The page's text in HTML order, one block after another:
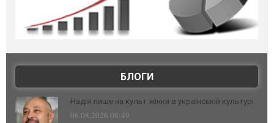
БЛОГИ
Надія лише на культ жінки в українській культурі
06.08.2026 08:49